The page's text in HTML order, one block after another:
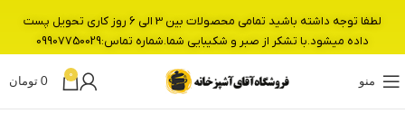
منو
0
0 تومان
لطفا توجه داشته باشید تمامی محصولات بین 3 الی 6 روز کاری تحویل پست
داده میشود.با تشکر از صبر و شکیبایی شما.شماره تماس:09907750029